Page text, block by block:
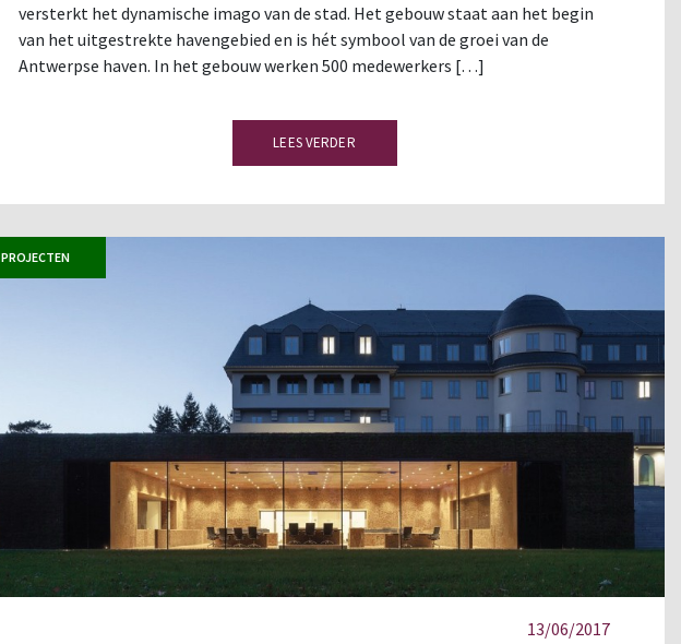
versterkt het dynamische imago van de stad. Het gebouw staat aan het begin
van het uitgestrekte havengebied en is hét symbool van de groei van de
Antwerpse haven. In het gebouw werken 500 medewerkers […]
LEES VERDER
PROJECTEN
13/06/2017